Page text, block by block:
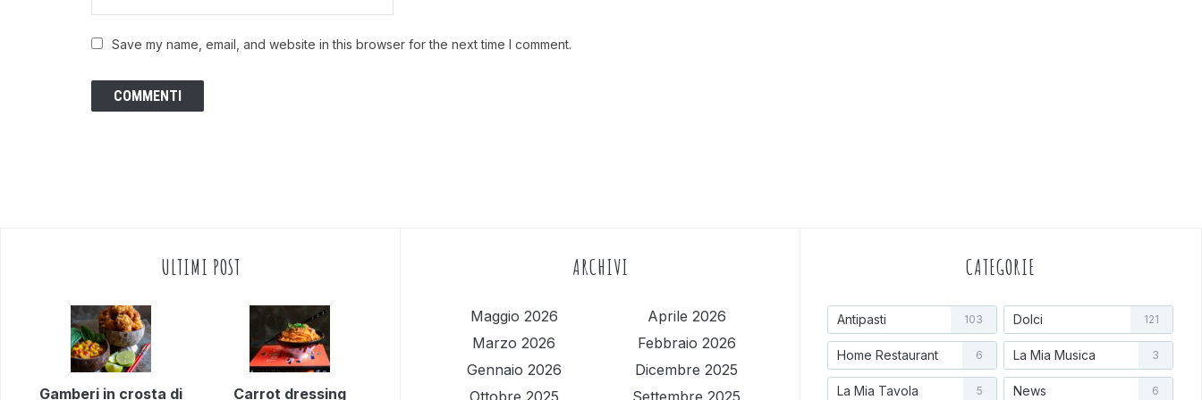
Save my name, email, and website in this browser for the next time I comment.
ULTIMI POST
Gamberi in crosta di Carrot dressing
ARCHIVI
Maggio 2026
Aprile 2026
Marzo 2026
Febbraio 2026
Gennaio 2026
Dicembre 2025
CATEGORIE
Antipasti 103 Dolci 121
Home Restaurant 6 La Mia Musica 3
La Mia Tavola 5 News 6